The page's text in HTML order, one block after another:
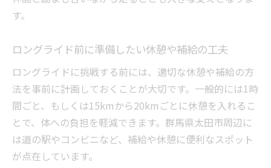
す。
ロングライド前に準備したい休憩や補給の工夫
ロングライドに挑戦する前には、適切な休憩や補給の方
法を事前に計画しておくことが大切です。一般的には1時
間ごと、もしくは15kmから20kmごとに休憩を入れるこ
とで、体への負担を軽減できます。群馬県太田市周辺に
は道の駅やコンビニなど、補給や休憩に便利なスポット
が点在しています。